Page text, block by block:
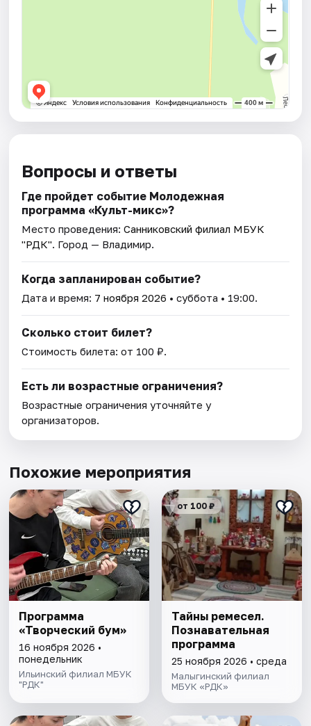
Вопросы и ответы
Где пройдет событие Молодежная
программа «Культ-микс»?
Место проведения:Санниковский филиал МБУК
"РДК". Город — Владимир.
Когда запланирован событие?
Дата и время: 7 ноября 2026 • суббота • 19:00.
Сколько стоит билет?
Стоимость билета: от 100 ₽.
Есть ли возрастные ограничения?
Возрастные ограничения уточняйте у
организаторов.
Похожие мероприятия
Программа
«Творческий бум»
16 ноября 2026 •
понедельник
Ильинский филиал МБУК
"РДК"
от 100 ₽
Тайны ремесел.
Познавательная
программа
25 ноября 2026 • среда
Малыгинский филиал
МБУК «РДК»